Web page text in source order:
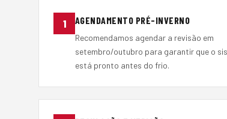
1 AGENDAMENTO PRÉ-INVERNO
Recomendamos agendar a revisão em
setembro/outubro para garantir que o
está pronto antes do frio.